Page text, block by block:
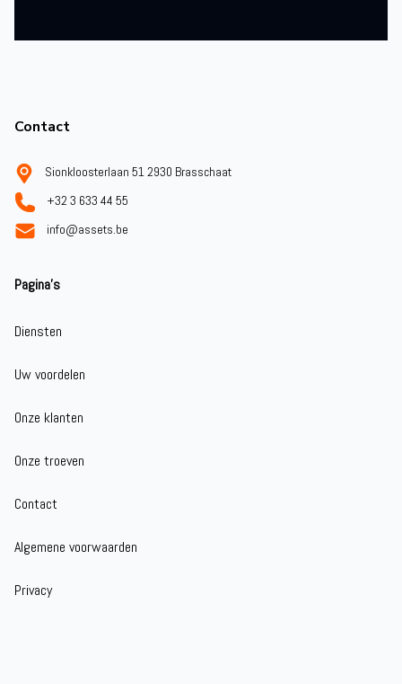
Contact
Sionkloosterlaan 51 2930 Brasschaat
+32 3 633 44 55
info@assets.be
Pagina's
Diensten
Uw voordelen
Onze klanten
Onze troeven
Contact
Algemene voorwaarden
Privacy